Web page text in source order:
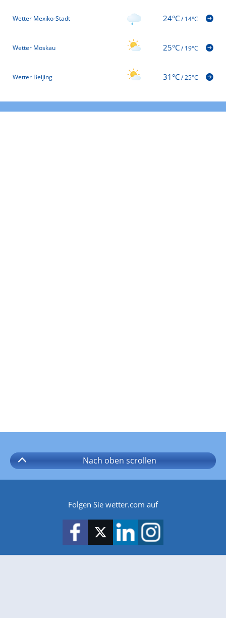
Wetter Mexiko-Stadt 24°C/14°C
Wetter Moskau 25°C/19°C
Wetter Beijing 31°C/25°C
Nach oben scrollen
Folgen Sie wetter.com auf